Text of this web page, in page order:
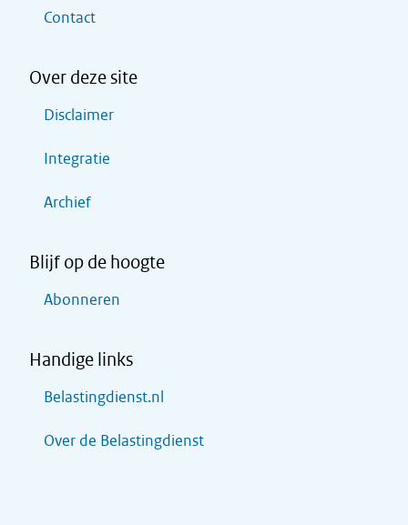
Contact
Over deze site
Disclaimer
Integratie
Archief
Blijf op de hoogte
Abonneren
Handige links
Belastingdienst.nl
Over de Belastingdienst